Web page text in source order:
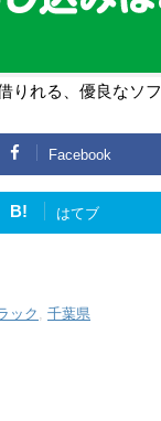
りれる、優良なソ
Facebook
B! はてブ
ック , 千葉県